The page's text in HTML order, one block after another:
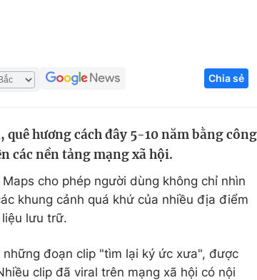
sinh
Hitech Công
Thị trường
Chia sẻ
hương cách đây 5-10 năm bằng công
các nền tảng mạng xã hội.
cho phép người dùng không chỉ nhìn
khung cảnh quá khứ của nhiều địa điểm
lưu trữ.
đoạn clip "tìm lại ký ức xưa", được
clip đã viral trên mạng xã hội có nội